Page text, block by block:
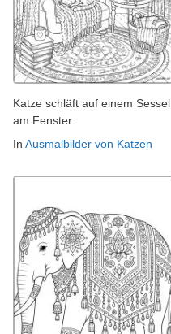
Katze schläft auf einem Sessel
am Fenster
In Ausmalbilder von Katzen